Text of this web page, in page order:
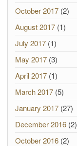
October 2017 (2)
August 2017 (1)
July 2017 (1)
May 2017 (3)
April 2017 (1)
March 2017 (5)
January 2017 (27)
December 2016 (2)
October 2016 (2)